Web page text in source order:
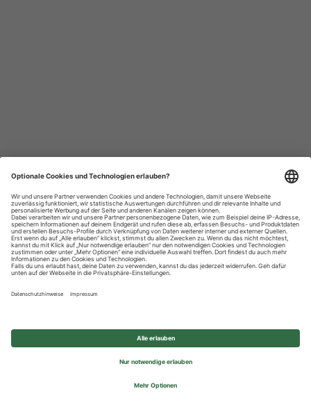
Datenschutzhinweise
Impressum
Privatsphäre-Einstellungen
© 2026 REWE Group - All rights reserved